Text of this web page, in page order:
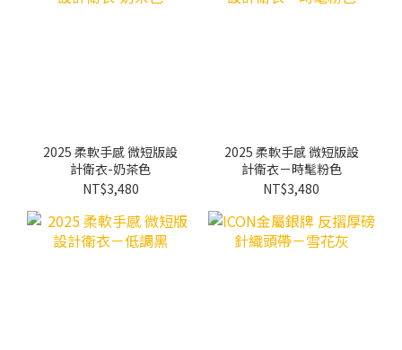
2025 柔軟手感 微短版設
計衛衣-奶茶色
NT$3,480
2025 柔軟手感 微短版設
計衛衣－時髦粉色
NT$3,480